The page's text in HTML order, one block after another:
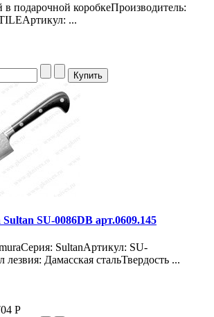
подарочной коробкеПроизводитель:
...
SU-0086DB арт.0609.145
SultanАртикул: SU-
Дамасская стальТвердость ...
Р